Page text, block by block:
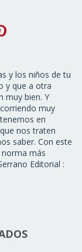
y los niños de tu
y que a otra
muy bien. Y
muy
en
nos traten
saber. Con este
norma más
Editorial :